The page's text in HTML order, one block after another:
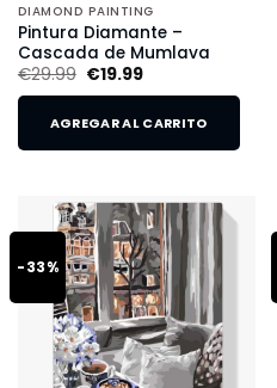
DIAMOND PAINTING
Pintura Diamante –
Cascada de Mumlava
€29.99 €19.99
AGREGAR AL CARRITO
-33%